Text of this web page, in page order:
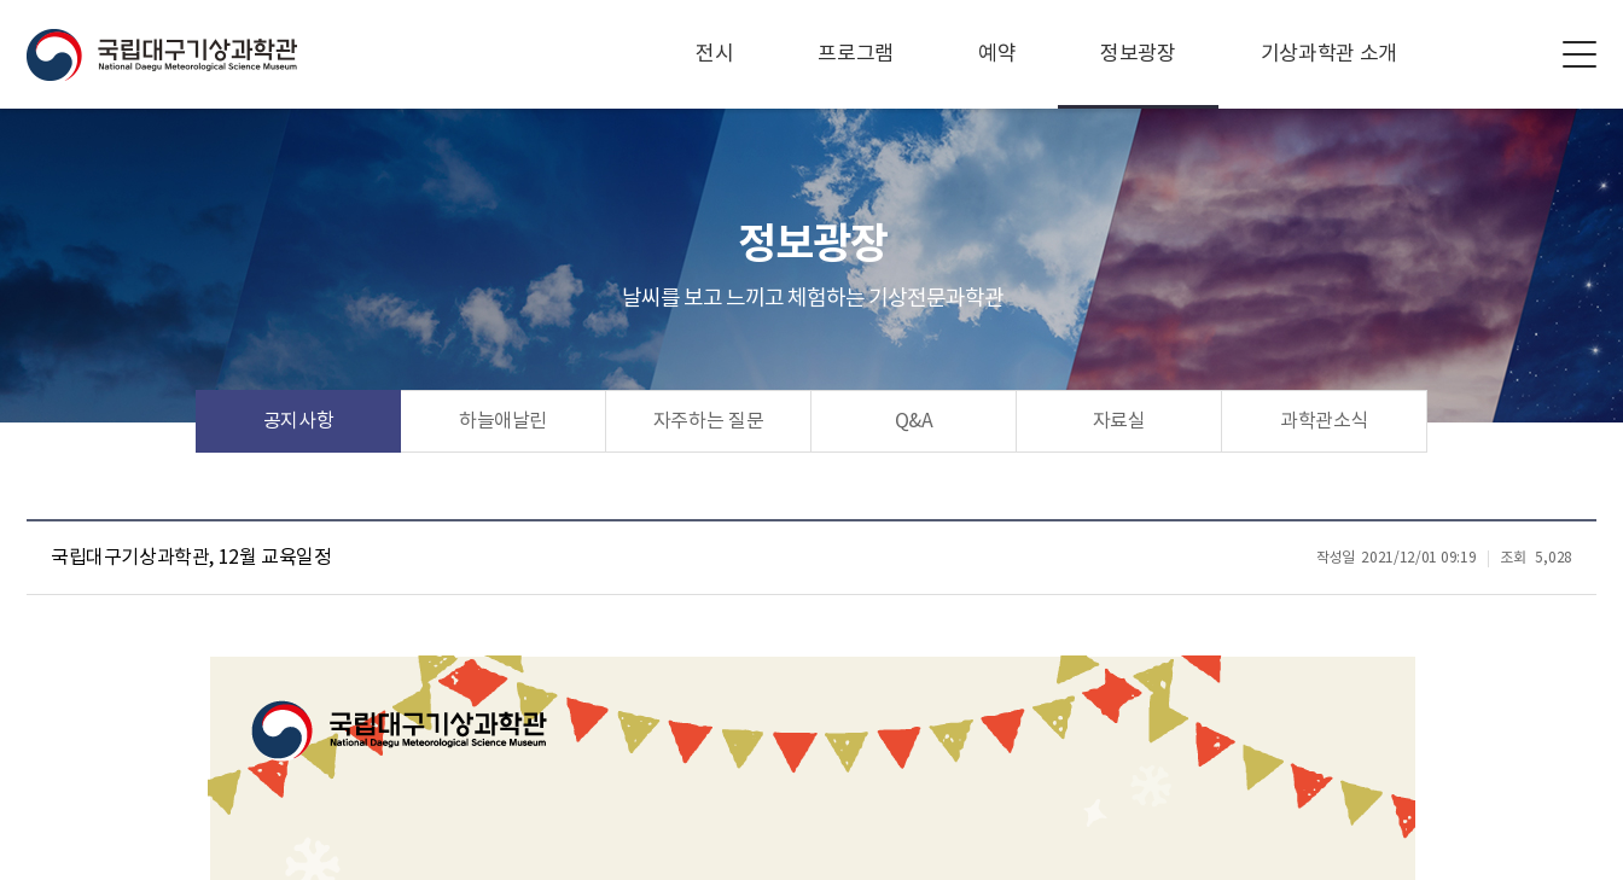
전시 프로그램 예약 정보광장 기상과학관 소개
정보광장
날씨를 보고 느끼고 체험하는 기상전문과학관
공지사항 하늘애날린 자주하는 질문 Q&A 자료실 과학관소식
국립대구기상과학관, 12월 교육일정 작성일 2021/12/01 09:19 조회 5,028